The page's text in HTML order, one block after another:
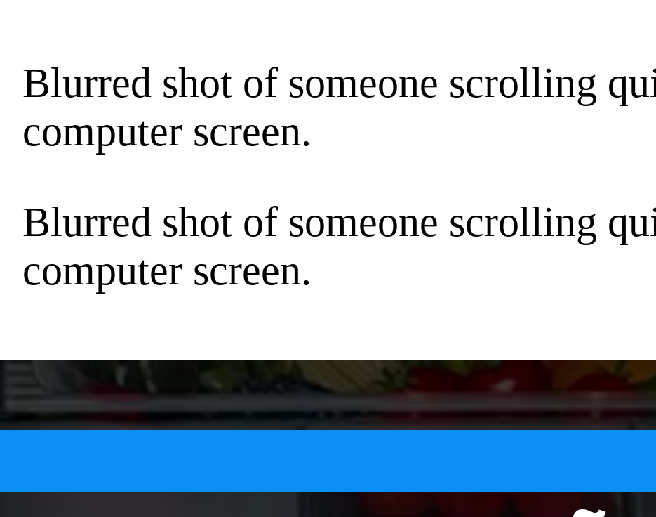
Blurred shot of someone scrolling
computer screen.
Blurred shot of someone scrolling
computer screen.